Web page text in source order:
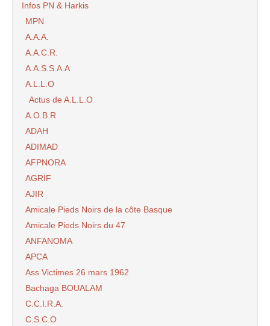
Infos PN & Harkis
MPN
A.A.A.
A.A.C.R.
A.A.S.S.A.A
A.L.L.O
Actus de A.L.L.O
A.O.B.R
ADAH
ADIMAD
AFPNORA
AGRIF
AJIR
Amicale Pieds Noirs de la côte Basque
Amicale Pieds Noirs du 47
ANFANOMA
APCA
Ass Victimes 26 mars 1962
Bachaga BOUALAM
C.C.I.R.A.
C.S.C.O